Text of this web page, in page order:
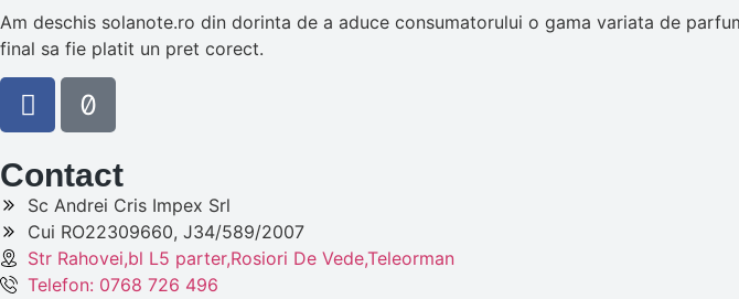
Am deschis solanote.ro din dorinta de a aduce consumatorului o gama variata de
final sa fie platit un pret corect.
Contact
Sc Andrei Cris Impex Srl
Cui RO22309660, J34/589/2007
Str Rahovei,bl L5 parter,Rosiori De Vede,Teleorman
Telefon: 0768 726 496